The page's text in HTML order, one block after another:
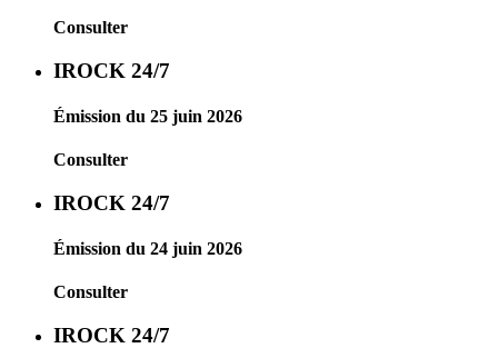
Consulter
IROCK 24/7
Émission du 25 juin 2026
Consulter
IROCK 24/7
Émission du 24 juin 2026
Consulter
IROCK 24/7